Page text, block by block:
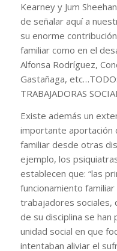
Kearney y Jum
de señalar aquí a
su enorme
familiar como en el
Alfonsa Rodríguez,
Gastañaga,
TRABAJADORAS
Existe además un
importante aportación
familiar desde otras
ejemplo, los
establecen que: “las
funcionamiento
trabajadores sociales,
de su disciplina se han
unidad social en que
intentaban aliviar el